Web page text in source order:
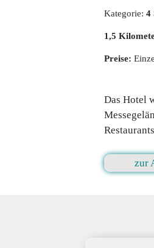
Kategorie:4
1,5
Preise:
Das Hotel
zur